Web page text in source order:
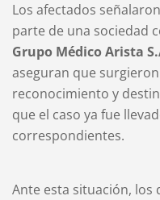
Los afectados
parte de una sociedad
Grupo Médico Arista
aseguran que
reconocimiento y
que el caso ya fue
correspondientes.
Ante esta situación,